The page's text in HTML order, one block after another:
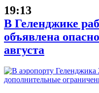
19:13
В Геленджике
объявлена
августа